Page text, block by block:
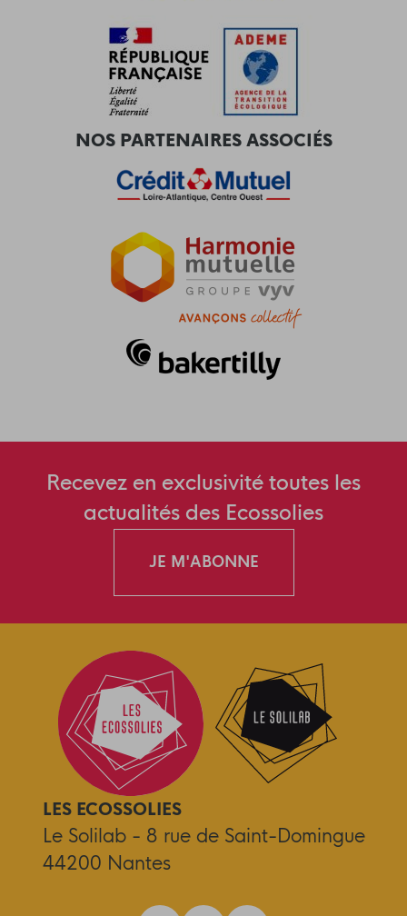
NOS PARTENAIRES ASSOCIÉS
Recevez en exclusivité toutes les
actualités des Ecossolies
JE M'ABONNE
LES ECOSSOLIES
Le Solilab - 8 rue de Saint-Domingue
44200 Nantes